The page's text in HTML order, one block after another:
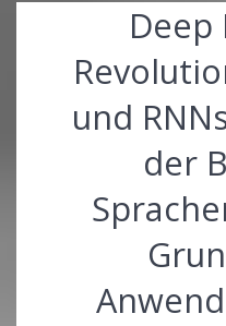
Deep
und
der